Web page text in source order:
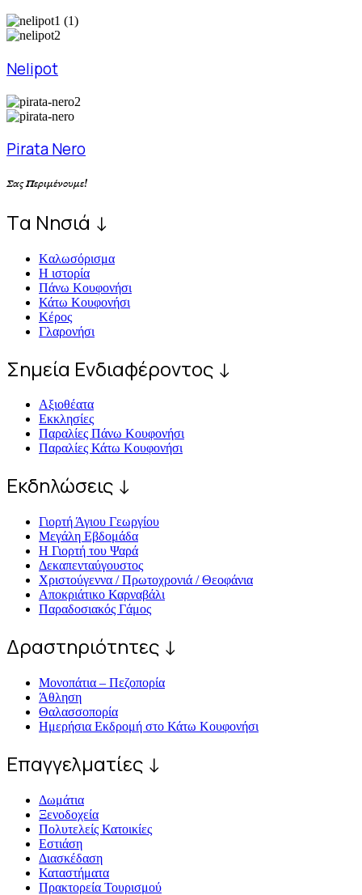
Nelipot
Pirata Nero
Σας Περιμένουμε!
Tα Νησιά ↓
Kαλωσόρισμα
Η ιστορία
Πάνω Κουφονήσι
Κάτω Κουφονήσι
Κέρος
Γλαρονήσι
Σημεία Ενδιαφέροντος ↓
Αξιοθέατα
Εκκλησίες
Παραλίες Πάνω Κουφονήσι
Παραλίες Κάτω Κουφονήσι
Εκδηλώσεις ↓
Γιορτή Άγιου Γεωργίου
Μεγάλη Εβδομάδα
Η Γιορτή του Ψαρά
Δεκαπενταύγουστος
Χριστούγεννα / Πρωτοχρονιά / Θεοφάνια
Αποκριάτικο Καρναβάλι
Παραδοσιακός Γάμος
Δραστηριότητες ↓
Μονοπάτια – Πεζοπορία
Άθληση
Θαλασσοπορία
Ημερήσια Εκδρομή στο Κάτω Κουφονήσι
Επαγγελματίες ↓
Δωμάτια
Ξενοδοχεία
Πολυτελείς Κατοικίες
Εστιάση
Διασκέδαση
Καταστήματα
Πρακτορεία Τουρισμού